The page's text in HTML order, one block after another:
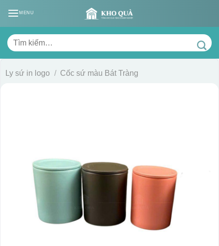
MENU
Tìm
kiếm:
Ly sứ in logo / Cốc sứ màu Bát Tràng